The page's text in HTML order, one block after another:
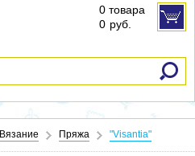
0 товара
0 руб.
Вязание Пряжа "Visantia"